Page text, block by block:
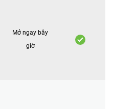
Mở ngay bây
giờ